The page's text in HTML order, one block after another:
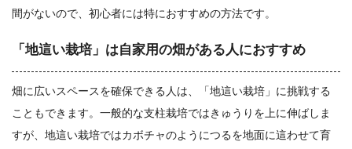
間がないので、初心者には特におすすめの方法です。
「地這い栽培」は自家用の畑がある人におすすめ
畑に広いスペースを確保できる人は、「地這い栽培」に挑戦する
こともできます。一般的な支柱栽培ではきゅうりを上に伸ばしま
すが、地這い栽培ではカボチャのようにつるを地面に這わせて育